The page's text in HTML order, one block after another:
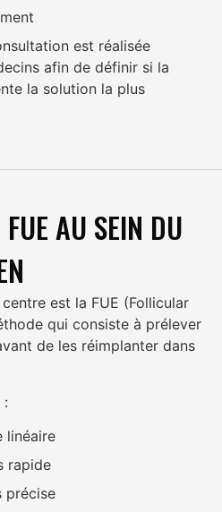
est réalisée
afin de définir si la
la solution la plus
AU SEIN DU
est la FUE (Follicular
qui consiste à prélever
de les réimplanter dans
:
linéaire
rapide
précise